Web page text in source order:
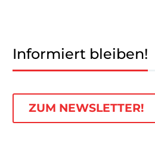
Informiert bleiben!
ZUM NEWSLETTER!